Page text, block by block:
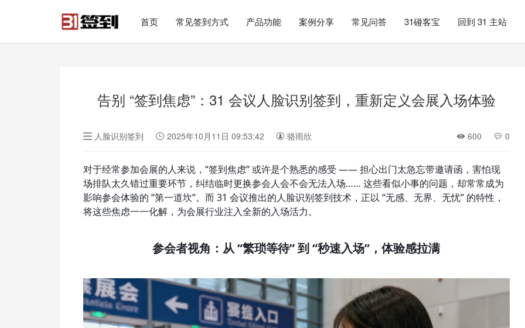
首页 常见签到方式 产品功能 案例分享 常见问答 31碰客宝 回到 31 主站
告别 “签到焦虑”：31 会议人脸识别签到，重新定义会展入场体验
人脸识别签到 2025年10月11日 09:53:42 骆雨欣 600 0
对于经常参加会展的人来说，“签到焦虑” 或许是个熟悉的感受 —— 担心出门太急忘带邀请函，害怕现
场排队太久错过重要环节，纠结临时更换参会人会不会无法入场…… 这些看似小事的问题，却常常成为
影响参会体验的 “第一道坎”。而 31 会议推出的人脸识别签到技术，正以 “无感、无界、无忧” 的特性，
将这些焦虑一一化解，为会展行业注入全新的入场活力。
参会者视角：从 “繁琐等待” 到 “秒速入场”，体验感拉满